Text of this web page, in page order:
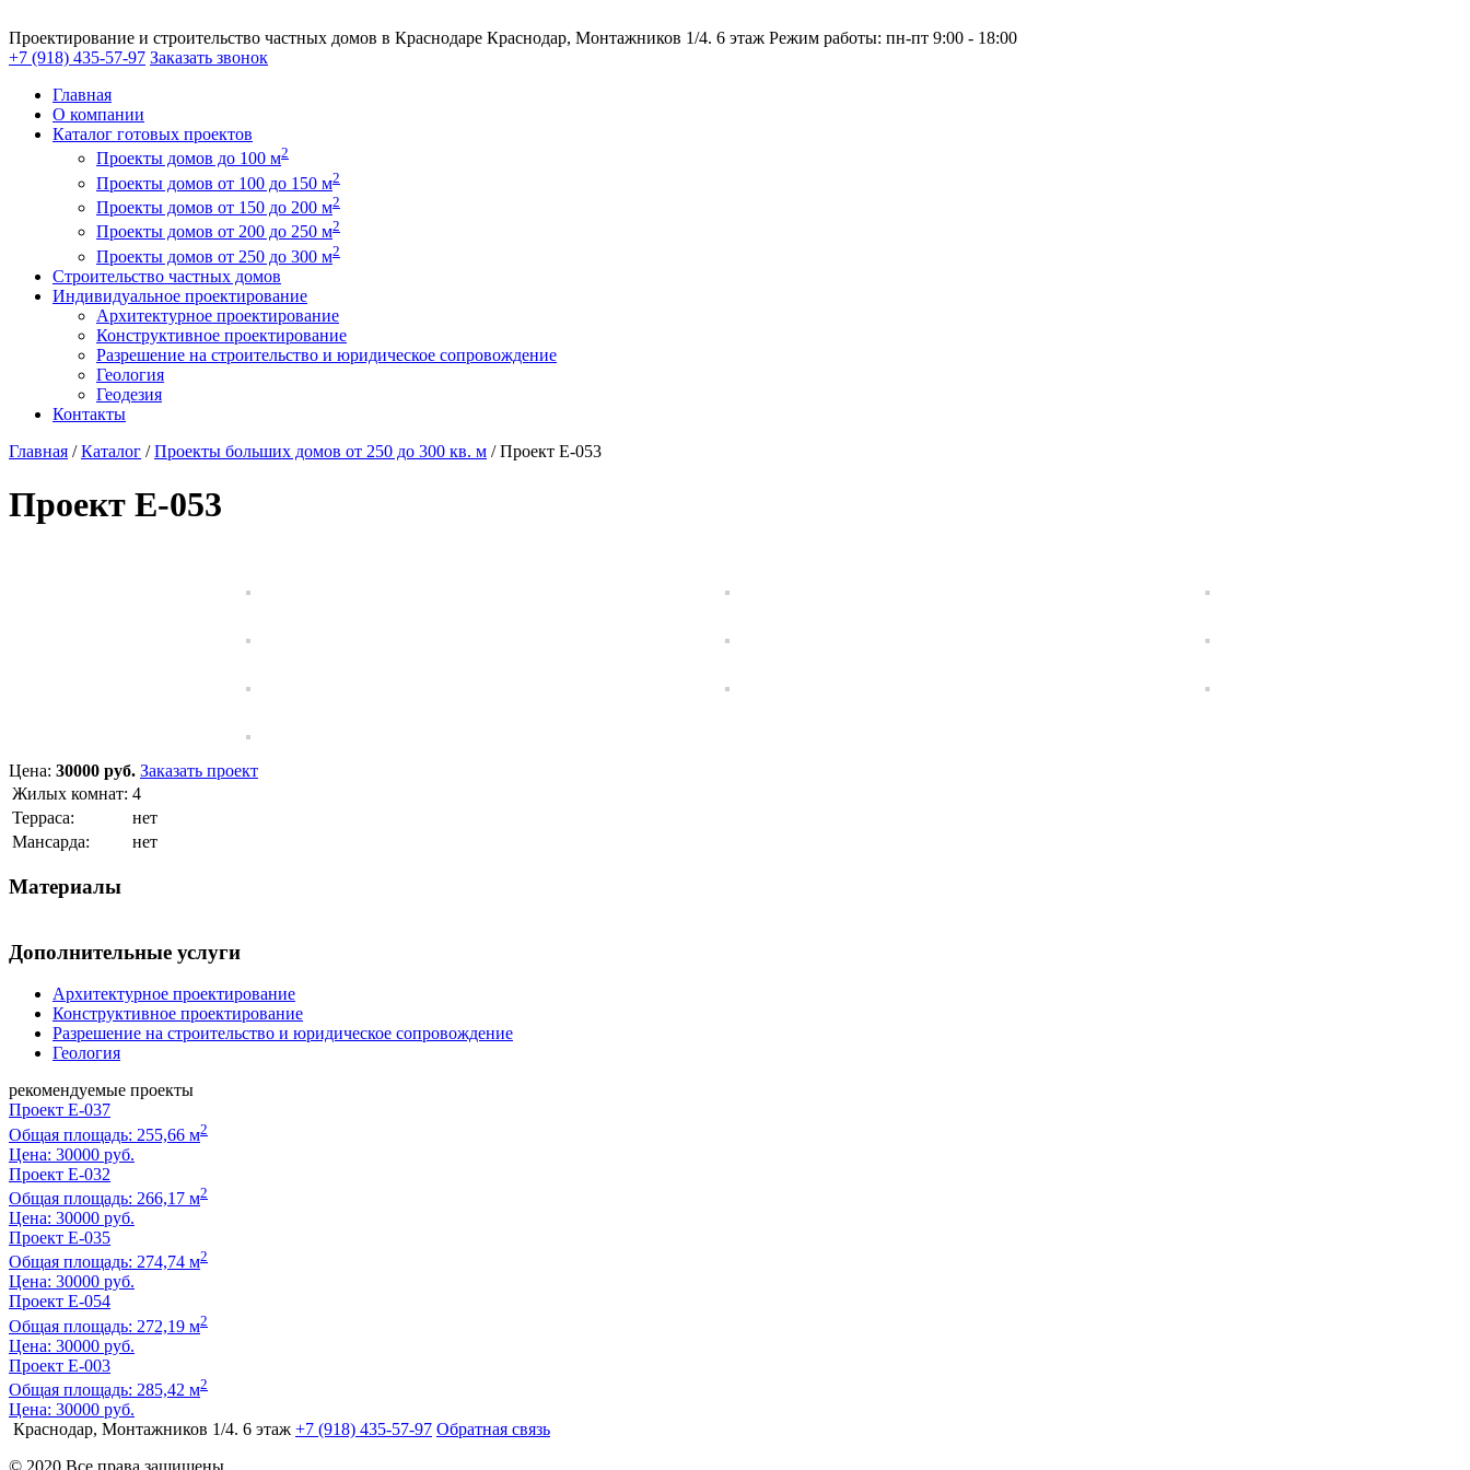
Проектирование и строительство частных домов в Краснодаре Краснодар, Монтажников 1/4. 6 этаж Режим работы: пн-пт 9:00 - 18:00
+7 (918) 435-57-97 Заказать звонок
Главная
О компании
Каталог готовых проектов
Проекты домов до 100 м2
Проекты домов от 100 до 150 м2
Проекты домов от 150 до 200 м2
Проекты домов от 200 до 250 м2
Проекты домов от 250 до 300 м2
Строительство частных домов
Индивидуальное проектирование
Архитектурное проектирование
Конструктивное проектирование
Разрешение на строительство и юридическое сопровождение
Геология
Геодезия
Контакты
Главная /Каталог /Проекты больших домов от 250 до 300 кв. м /Проект E-053
Проект E-053
Цена: 30000 руб. Заказать проект
Жилых комнат: 4
Терраса:
нет
Мансарда:
нет
Материалы
Дополнительные услуги
Архитектурное проектирование
Конструктивное проектирование
Разрешение на строительство и юридическое сопровождение
Геология
рекомендуемые проекты
Проект E-037
Общая площадь: 255,66 м2
Цена: 30000 руб.
Проект E-032
Общая площадь: 266,17 м2
Цена: 30000 руб.
Проект E-035
Общая площадь: 274,74 м2
Цена: 30000 руб.
Проект E-054
Общая площадь: 272,19 м2
Цена: 30000 руб.
Проект E-003
Общая площадь: 285,42 м2
Цена: 30000 руб.
Краснодар, Монтажников 1/4. 6 этаж +7 (918) 435-57-97 Обратная связь
© 2020 Все права защищены